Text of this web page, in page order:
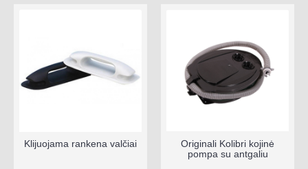
Klijuojama rankena valčiai
Originali Kolibri kojinė
pompa su antgaliu